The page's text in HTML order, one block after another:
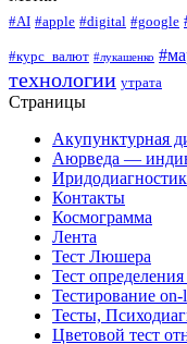
#AI #apple #digital #google
#курс_валют #лукашенко
технологии утрата
Страницы
Акупунктурная
Аюрведа —
Контакты
Космограмма
Лента
Тест Люшера
Тест
Тестирование
Тесты,
Цветовой тест